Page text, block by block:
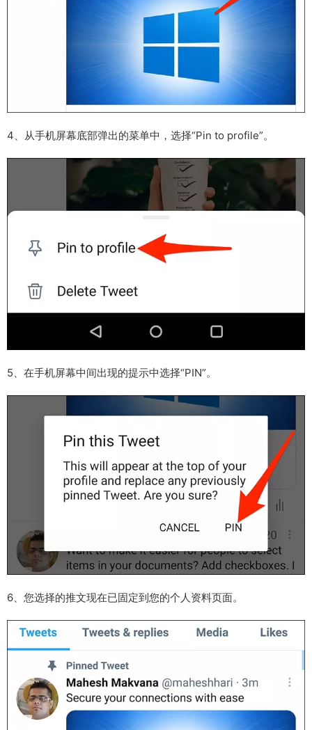
4、从手机屏幕底部弹出的菜单中，选择“Pin to profile”。
5、在手机屏幕中间出现的提示中选择“PIN”。
6、您选择的推文现在已固定到您的个人资料页面。